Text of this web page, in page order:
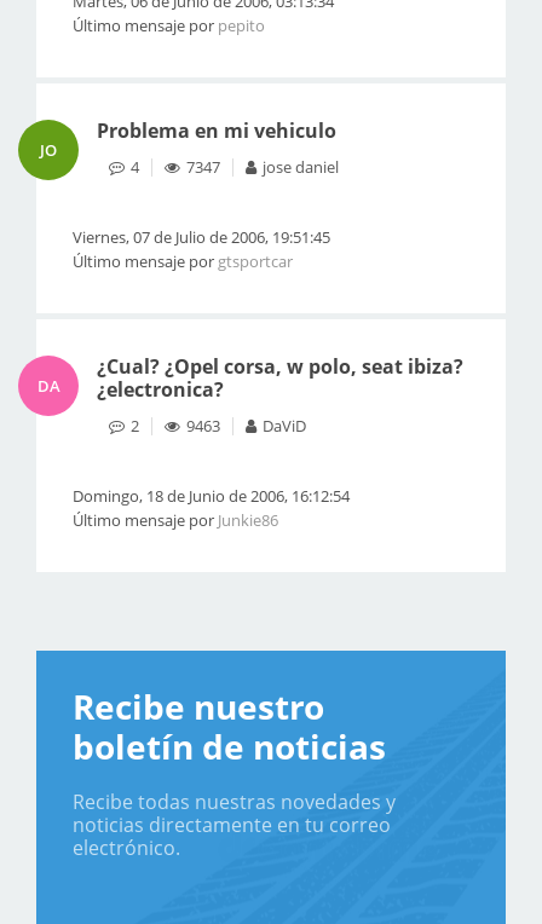
Último mensaje por pepito
JO
Problema en mi vehiculo
4 7347 jose daniel
Viernes, 07 de Julio de 2006, 19:51:45
Último mensaje por gtsportcar
DA
¿Cual? ¿Opel corsa, w polo, seat ibiza?
¿electronica?
2 9463 DaViD
Domingo, 18 de Junio de 2006, 16:12:54
Último mensaje por Junkie86
Recibe nuestro
boletín de noticias
Recibe todas nuestras novedades y
noticias directamente en tu correo
electrónico.